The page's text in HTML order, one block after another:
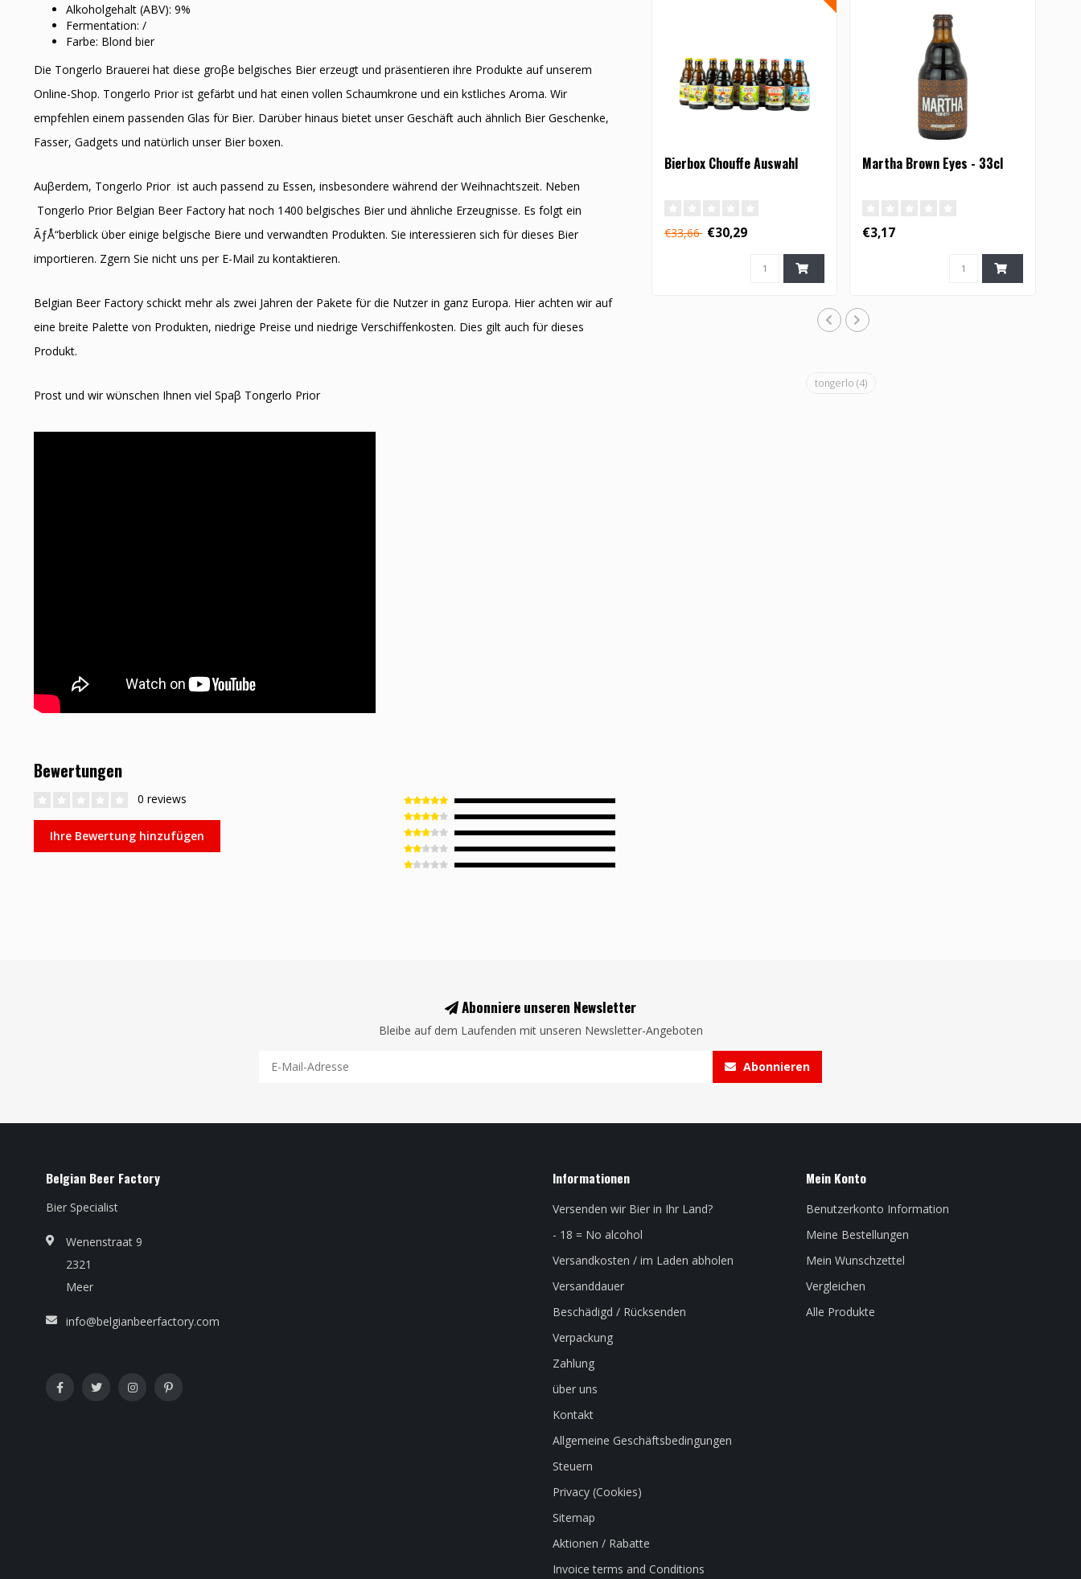
Alkoholgehalt (ABV): 9%
Fermentation: /
Farbe: Blond bier
Die Tongerlo Brauerei hat diese groβe belgisches Bier erzeugt und präsentieren ihre Produkte auf unserem
Online-Shop. Tongerlo Prior ist gefärbt und hat einen vollen Schaumkrone und ein kӧstliches Aroma. Wir
empfehlen einem passenden Glas fϋr Bier. Darϋber hinaus bietet unser Geschäft auch ähnlich Bier Geschenke,
Fasser, Gadgets und natϋrlich unser Bier boxen.
Auβerdem, Tongerlo Prior ist auch passend zu Essen, insbesondere während der Weihnachtszeit. Neben
Tongerlo Prior Belgian Beer Factory hat noch 1400 belgisches Bier und ähnliche Erzeugnisse. Es folgt ein
ÃƒÅ“berblick ϋber einige belgische Biere und verwandten Produkten. Sie interessieren sich fϋr dieses Bier
importieren. Zӧgern Sie nicht uns per E-Mail zu kontaktieren.
Belgian Beer Factory schickt mehr als zwei Jahren der Pakete fϋr die Nutzer in ganz Europa. Hier achten wir auf
eine breite Palette von Produkten, niedrige Preise und niedrige Verschiffenkosten. Dies gilt auch fϋr dieses
Produkt.
Prost und wir wϋnschen Ihnen viel Spaβ Tongerlo Prior
Bewertungen
0 reviews
Ihre Bewertung hinzufügen
Bierbox Chouffe Auswahl
€33,66 €30,29
Martha Brown Eyes - 33cl
€3,17
tongerlo(4)
Abonniere unseren Newsletter
Bleibe auf dem Laufenden mit unseren Newsletter-Angeboten
Abonnieren
Belgian Beer Factory
Bier Specialist
Wenenstraat 9
2321
Meer
info@belgianbeerfactory.com
Informationen
Versenden wir Bier in Ihr Land?
- 18 = No alcohol
Versandkosten / im Laden abholen
Versanddauer
Beschädigd / Rücksenden
Verpackung
Zahlung
über uns
Kontakt
Allgemeine Geschäftsbedingungen
Steuern
Privacy (Cookies)
Sitemap
Aktionen / Rabatte
Invoice terms and Conditions
Mein Konto
Benutzerkonto Information
Meine Bestellungen
Mein Wunschzettel
Vergleichen
Alle Produkte